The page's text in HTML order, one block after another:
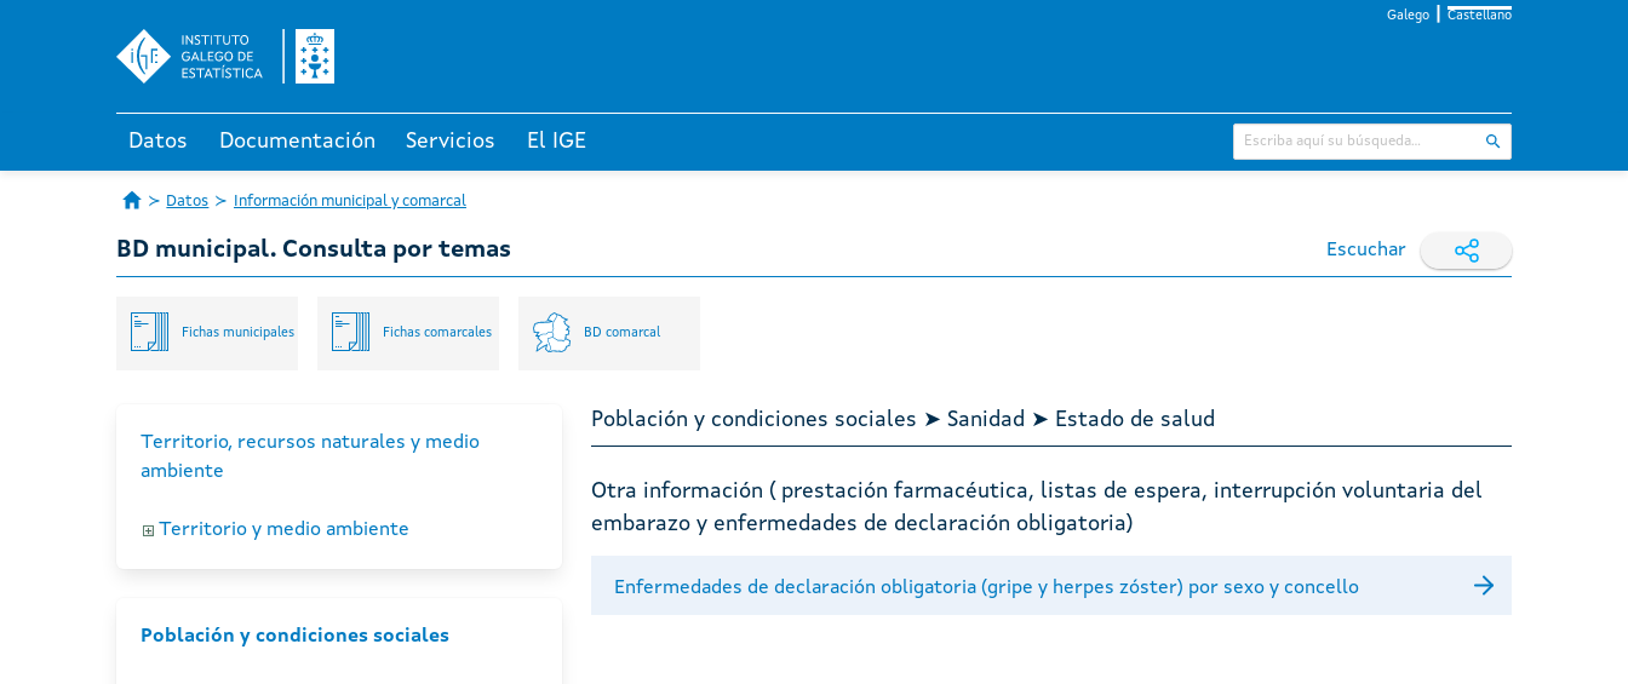
Galego Castellano
Datos Documentación Servicios El IGE
Datos Información municipal y comarcal
BD municipal. Consulta por temas Escuchar
Fichas municipales Fichas comarcales BD comarcal
Territorio, recursos naturales y medio
ambiente
Territorio y medio ambiente
Población y condiciones sociales
Población y condiciones sociales ➤ Sanidad ➤ Estado de salud
Otra información ( prestación farmacéutica, listas de espera, interrupción voluntaria del
embarazo y enfermedades de declaración obligatoria)
Enfermedades de declaración obligatoria (gripe y herpes zóster) por sexo y concello